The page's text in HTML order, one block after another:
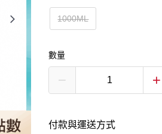
1000ML
數量
付款與運送方式